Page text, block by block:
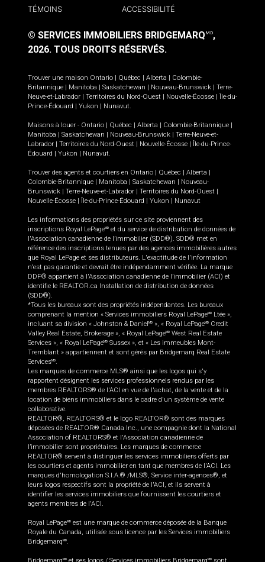
TÉMOINS
ACCESSIBILITÉ
© SERVICES IMMOBILIERS BRIDGEMARQ MD,
2026. TOUS DROITS RÉSERVÉS.
Trouver une maison Ontario Québec Alberta
Colombie-
Britannique
Manitoba Saskatchewan Nouveau-Brunswick
Terre-
Neuve-et-Labrador
Territoires du Nord-Ouest Nouvelle-Écosse
Île-du-
Prince-Édouard
Yukon Nunavut.
Maisons à louer - Ontario Québec Alberta Colombie-Britannique
Manitoba
Saskatchewan Nouveau-Brunswick
Terre-Neuve-et-
Labrador
Territoires du Nord-Ouest Nouvelle-Écosse
Île-du-Prince-
Édouard
Yukon Nunavut.
Trouver des agents et courtiers en Ontario Québec Alberta
Colombie-Britannique
Manitoba Saskatchewan
Nouveau-
Brunswick
Terre-Neuve-et-Labrador Territoires du Nord-Ouest
Nouvelle-Écosse
Île-du-Prince-Édouard Yukon Nunavut
Les informations des propriétés sur ce site proviennent des
inscriptions Royal LePageMD et du service de distribution de données de
l'Association canadienne de l’immobilier (SDD®). SDD® met en
référence des inscriptions tenues par des agences immobilières autres
que Royal LePage et ses distributeurs. L'exactitude de l'information
n'est pas garantie et devrait être indépendamment vérifiée. La marque
DDF® appartient à l'Association canadienne de l’immobilier (ACI) et
identifie le REALTOR.ca Installation de distribution de données
(SDD®).
*Tous les bureaux sont des propriétés indépendantes. Les bureaux
comprenant la mention « Services immobiliers Royal LePageMD
Ltée »,
incluant sa division « Johnston & Daniel MD », « Royal LePageMD
Credit
Valley Real Estate, Brokerage », « Royal LePageMD West Real Estate
Services », « Royal LePageMD Sussex », et « Les immeubles Mont-
Tremblant » appartiennent et sont gérés par Bridgemarq Real Estate
ServicesMD.
Les marques de commerce MLS® ainsi que les logos qui s'y
rapportent désignent les services professionnels rendus par les
membres REALTORS® de l'ACI en vue de l'achat, de la vente et de la
location de biens immobiliers dans le cadre d'un système de vente
collaborative.
REALTOR®, REALTORS® et le logo REALTOR® sont des marques
déposées de REALTOR® Canada Inc., une compagnie dont la National
Association of REALTORS® et l'Association canadienne de
l’immobilier sont propriétaires. Les marques de commerce
REALTOR® servent à distinguer les services immobiliers offerts par
les courtiers et agents immobilier en tant que membres de l'ACI. Les
marques d'homologation S.I.A.® /MLS®, Service inter-agences®, et
leurs logos respectifs sont la propriété de l'ACI, et ils servent à
identifier les services immobiliers que fournissent les courtiers et
agents membres de l'ACI.
Royal LePageMD est une marque de commerce déposée de la Banque
Royale du Canada, utilisée sous licence par les Services immobiliers
BridgemarqMD.
MD MD